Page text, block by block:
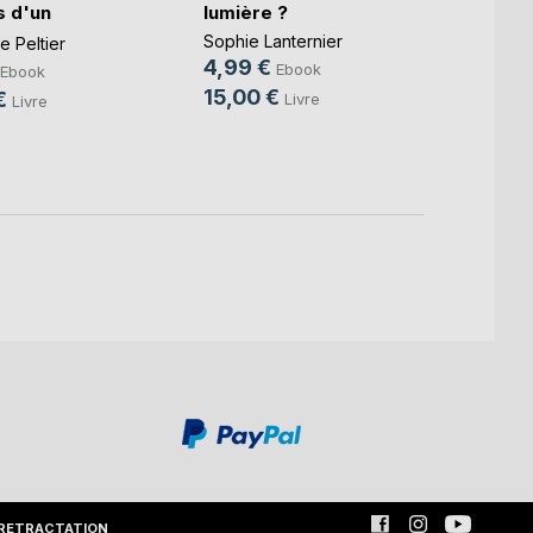
d'un
Peltier
Ebook
Livre
lumière ?
Sophie Lanternier
4,99 € Ebook
15,00 € Livre